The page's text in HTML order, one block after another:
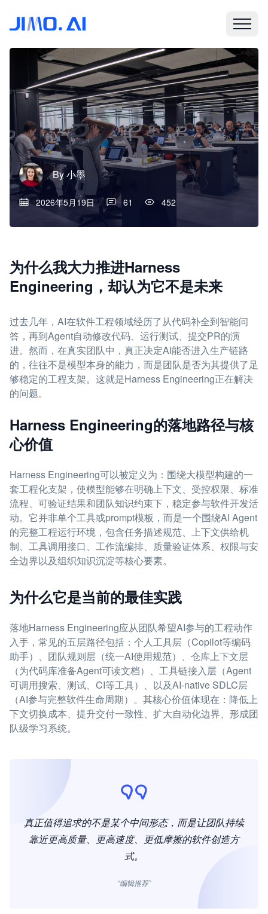
By小墨
2026年5月19日 61 452
为什么我大力推进Harness
Engineering，却认为它不是未来
过去几年，AI在软件工程领域经历了从代码补全到智能问
答，再到Agent自动修改代码、运行测试、提交PR的演
进。然而，在真实团队中，真正决定AI能否进入生产链路
的，往往不是模型本身的能力，而是团队是否为其提供了足
够稳定的工程支架。这就是Harness Engineering正在解决
的问题。
Harness Engineering的落地路径与核
心价值
Harness Engineering可以被定义为：围绕大模型构建的一
套工程化支架，使模型能够在明确上下文、受控权限、标准
流程、可验证结果和团队知识约束下，稳定参与软件开发活
动。它并非单个工具或prompt模板，而是一个围绕AI Agent
的完整工程运行环境，包含任务描述规范、上下文供给机
制、工具调用接口、工作流编排、质量验证体系、权限与安
全边界以及组织知识沉淀等核心要素。
为什么它是当前的最佳实践
落地Harness Engineering应从团队希望AI参与的工程动作
入手，常见的五层路径包括：个人工具层（Copilot等编码
助手）、团队规则层（统一AI使用规范）、仓库上下文层
（为代码库准备Agent可读文档）、工具链接入层（Agent
可调用搜索、测试、CI等工具）、以及AI-native SDLC层
（AI参与完整软件生命周期）。其核心价值体现在：降低上
下文切换成本、提升交付一致性、扩大自动化边界、形成团
队级学习系统。
真正值得追求的不是某个中间形态，而是让团队持续
靠近更高质量、更高速度、更低摩擦的软件创造方
式。
“编辑推荐”